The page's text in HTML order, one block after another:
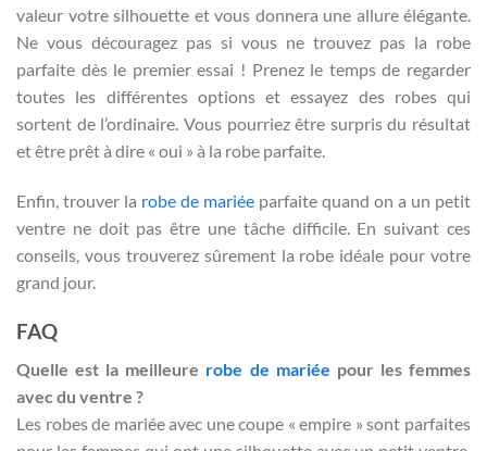
valeur votre silhouette et vous donnera une allure élégante.
Ne vous découragez pas si vous ne trouvez pas la robe
parfaite dès le premier essai ! Prenez le temps de regarder
toutes les différentes options et essayez des robes qui
sortent de l’ordinaire. Vous pourriez être surpris du résultat
et être prêt à dire « oui » à la robe parfaite.
Enfin, trouver la robe de mariée parfaite quand on a un petit
ventre ne doit pas être une tâche difficile. En suivant ces
conseils, vous trouverez sûrement la robe idéale pour votre
grand jour.
FAQ
Quelle est la meilleure robe de mariée pour les femmes
avec du ventre ?
Les robes de mariée avec une coupe « empire » sont parfaites